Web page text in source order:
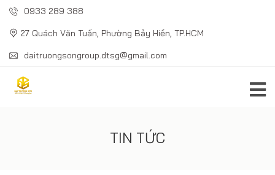
0933 289 388
27 Quách Văn Tuấn, Phường Bảy Hiền, TP.HCM
daitruongsongroup.dtsg@gmail.com
TIN TỨC